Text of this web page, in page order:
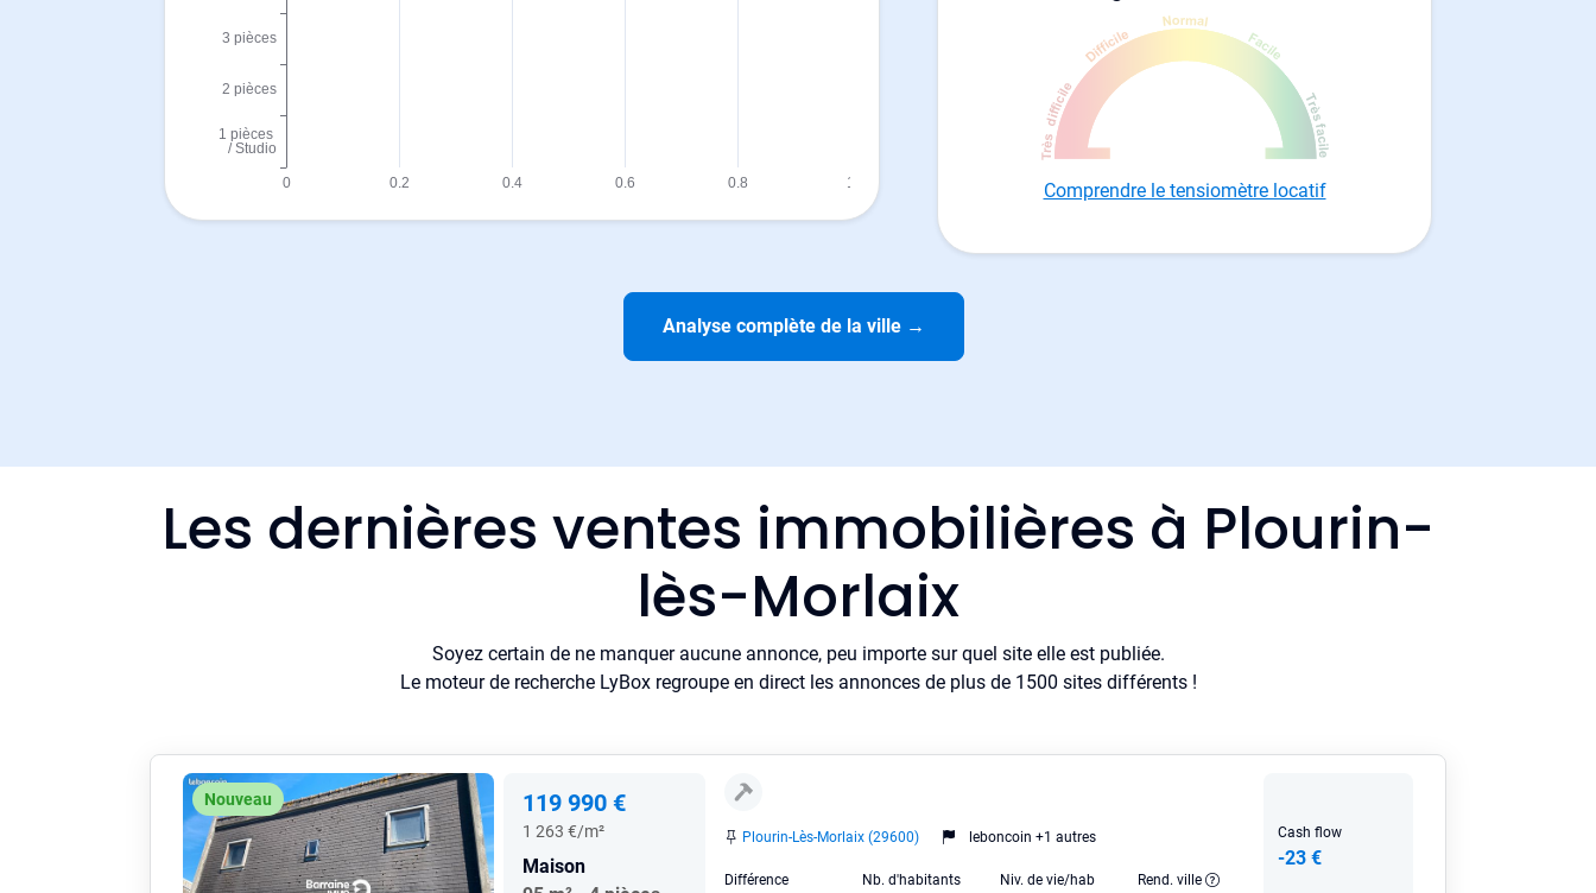
Comprendre le tensiomètre locatif
Analyse complète de la ville →
Les dernières ventes immobilières à Plourin-
lès-Morlaix
Soyez certain de ne manquer aucune annonce, peu importe sur quel site elle est publiée.
Le moteur de recherche LyBox regroupe en direct les annonces de plus de 1500 sites différents !
Nouveau 119 990 €
1 263 €/m²
Maison
Plourin-Lès-Morlaix (29600) leboncoin +1 autres
Différence Nb. d'habitants Niv. de vie/hab Rend. ville
Cash flow
-23 €